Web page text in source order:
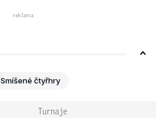
Smíšené čtyřhry
Turnaje